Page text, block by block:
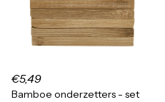
€5,49
Bamboe onderzetters - set